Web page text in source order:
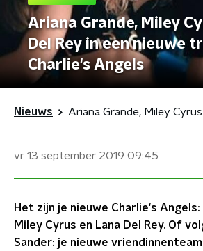
Ariana Grande, Miley
Del Rey in een nieuwe
Charlie's Angels
Nieuws
vr 13 september 2019 09:45
Het zijn je nieuwe Charlie's Angels:
Miley Cyrus en Lana Del Rey. Of
Sander: je nieuwe